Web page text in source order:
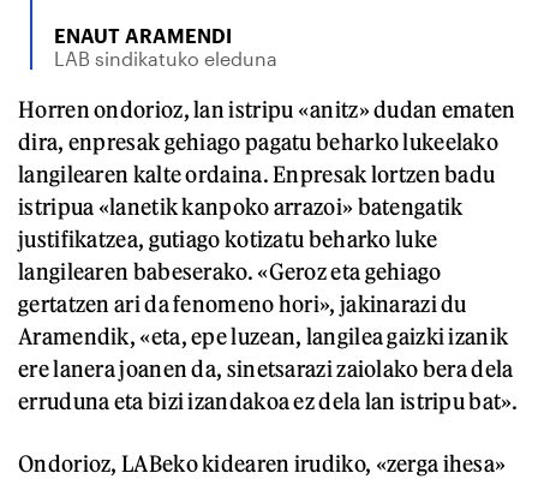
ENAUT ARAMENDI
LAB sindikatuko eleduna
Horren ondorioz, lan istripu «anitz» dudan ematen
dira, enpresak gehiago pagatu beharko lukeelako
langilearen kalte ordaina. Enpresak lortzen badu
istripua «lanetik kanpoko arrazoi» batengatik
justifikatzea, gutiago kotizatu beharko luke
langilearen babeserako. «Geroz eta gehiago
gertatzen ari da fenomeno hori», jakinarazi du
Aramendik, «eta, epe luzean, langilea gaizki izanik
ere lanera joanen da, sinetsarazi zaiolako bera dela
erruduna eta bizi izandakoa ez dela lan istripu bat».
Ondorioz, LABeko kidearen irudiko, «zerga ihesa»